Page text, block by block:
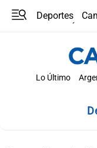
Deportes
Lo Último